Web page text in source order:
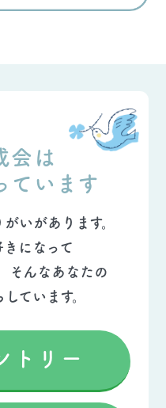
会は
ています
いがあります。
になって
そんなあなたの
ています。
トリー